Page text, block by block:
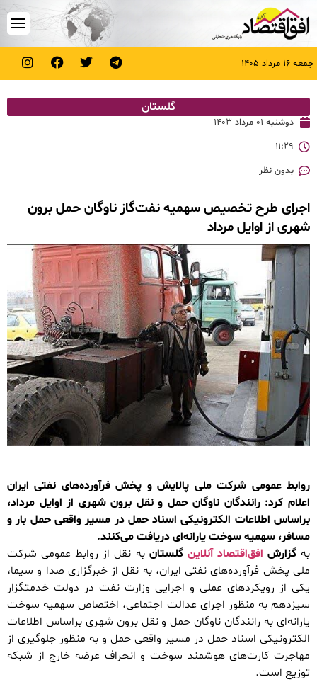
جمعه ۱۶ مرداد ۱۴۰۵
گلستان
دوشنبه ۰۱ مرداد ۱۴۰۳
۱۱:۲۹
بدون نظر
اجرای طرح تخصیص سهمیه نفت‌گاز ناوگان حمل برون
شهری از اوایل مرداد
روابط عمومی شرکت ملی پالایش و پخش فرآورده‌های نفتی ایران
اعلام کرد: رانندگان ناوگان حمل و نقل برون شهری از اوایل مرداد،
براساس اطلاعات الکترونیکی اسناد حمل در مسیر واقعی حمل بار و
مسافر، سهمیه سوخت یارانه‌ای دریافت می‌کنند.
به گزارش افق‌اقتصاد آنلاین گلستان به نقل از روابط عمومی شرکت
ملی پخش فرآورده‌های نفتی ایران، به نقل از خبرگزاری صدا و سیما،
یکی از رویکرد‌های عملی و اجرایی وزارت نفت در دولت خدمتگزار
سیزدهم به منظور اجرای عدالت اجتماعی، اختصاص سهمیه سوخت
یارانه‌ای به رانندگان ناوگان حمل و نقل برون شهری براساس اطلاعات
الکترونیکی اسناد حمل در مسیر واقعی حمل و به منظور جلوگیری از
مهاجرت کارت‌های هوشمند سوخت و انحراف عرضه خارج از شبکه
توزیع است.